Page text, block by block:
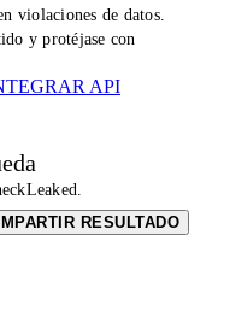
violaciones de datos.
y protéjase con
API
RESULTADO